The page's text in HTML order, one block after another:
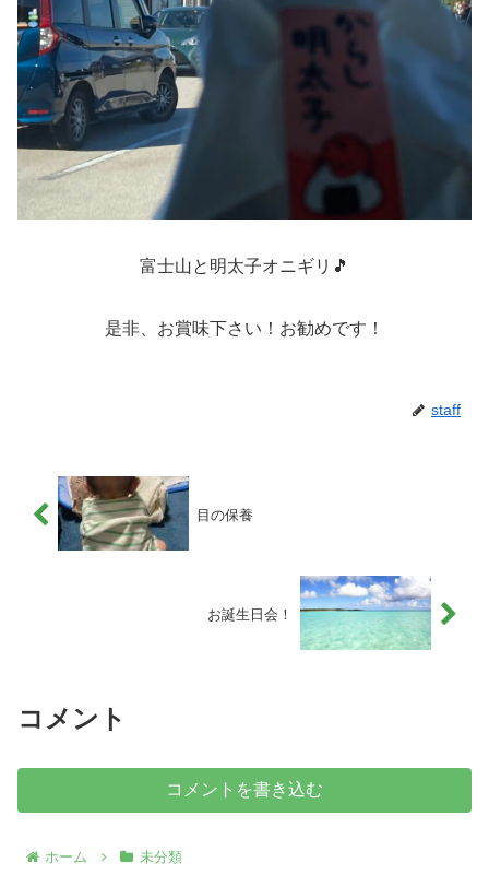
富士山と明太子オニギリ🎵
是非、お賞味下さい！お勧めです！
staff
目の保養
お誕生日会！
コメント
コメントを書き込む
ホーム 未分類